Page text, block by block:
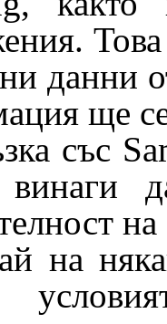
Това
данни
ще
със
винаги
на